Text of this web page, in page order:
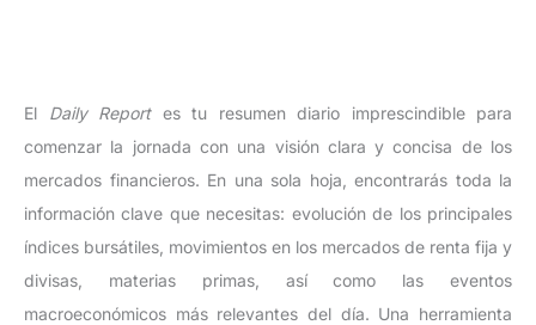
El Daily Reportes tu resumen diario imprescindible para
comenzar la jornada con una visión clara y concisa de los
mercados financieros. En una sola hoja, encontrarás toda la
información clave que necesitas: evolución de los principales
índices bursátiles, movimientos en los mercados de renta fija y
divisas, materias primas, así como las eventos
macroeconómicos más relevantes del día. Una herramienta